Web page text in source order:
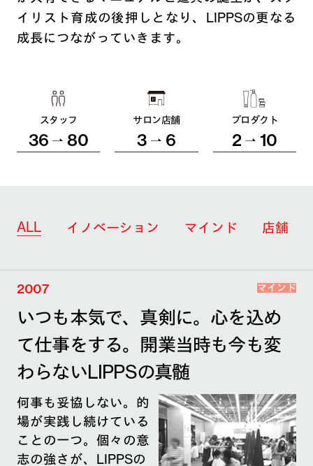
イリスト育成の後押しとなり、LIPPSの更なる
成長につながっていきます。
スタッフ
36 80
サロン店舗
3 6
プロダクト
2 10
ALL イノベーション マインド 店舗
2007 マインド
いつも本気で、真剣に。心を込め
て仕事をする。開業当時も今も変
わらないLIPPSの真髄
何事も妥協しない。的
場が実践し続けている
ことの一つ。個々の意
志の強さが、LIPPSの